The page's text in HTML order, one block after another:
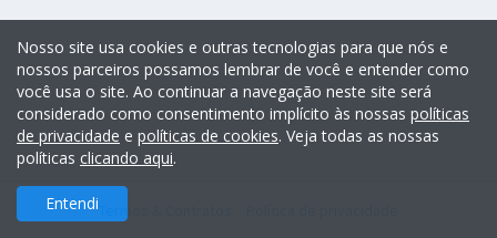
Entendi
Nosso site usa cookies e outras tecnologias para que nós e
nossos parceiros possamos lembrar de você e entender como
você usa o site. Ao continuar a navegação neste site será
considerado como consentimento implícito às nossas políticas
de privacidade e políticas de cookies. Veja todas as nossas
políticas clicando aqui.